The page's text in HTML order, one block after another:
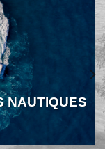
NAUTIQUES